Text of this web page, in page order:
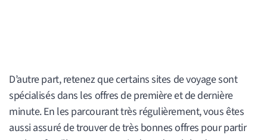
D’autre part, retenez que certains sites de voyage sont
spécialisés dans les offres de première et de dernière
minute. En les parcourant très régulièrement, vous êtes
aussi assuré de trouver de très bonnes offres pour partir